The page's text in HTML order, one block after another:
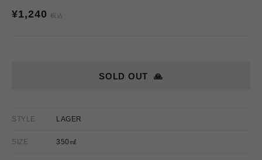
通
¥1,240 税込
🙏
SOLD OUT
STYLE LAGER
SIZE 350㎖